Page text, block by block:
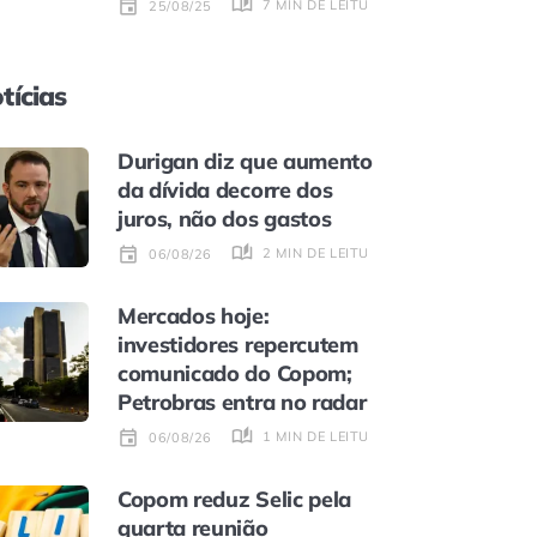
25/08/25 7 MIN DE LEITURA
Durigan diz que aumento
da dívida decorre dos
juros, não dos gastos
06/08/26 2 MIN DE LEITURA
Mercados hoje:
investidores repercutem
comunicado do Copom;
Petrobras entra no radar
06/08/26 1 MIN DE LEITURA
Copom reduz Selic pela
quarta reunião